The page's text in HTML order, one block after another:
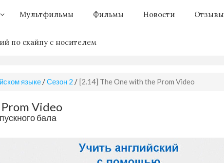
Мультфильмы Фильмы Новости Отзывы
по скайпу с носителем
языке /Сезон 2 / [2.14] The One with the Prom Video
Video
бала